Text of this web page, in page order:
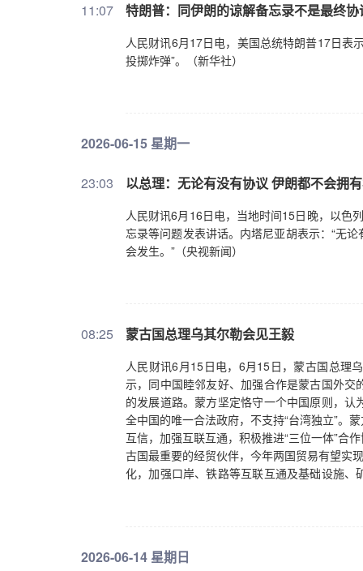
11:07 特朗普：同伊朗的谅解备忘录不是最终协
人民财讯6月17日电，美国总统特朗普17日表
投掷炸弹”。（新华社）
2026-06-15 星期一
23:03 以总理：无论有没有协议 伊朗都不会拥
人民财讯6月16日电，当地时间15日晚，以色
忘录等问题发表讲话。内塔尼亚胡表示：“无
会发生。”（央视新闻）
08:25 蒙古国总理乌其尔勒会见王毅
人民财讯6月15日电，6月15日，蒙古国总理
示，同中国睦邻友好、加强合作是蒙古国外
的发展道路。蒙方坚定恪守一个中国原则，
全中国的唯一合法政府，不支持“台湾独立”。
互信，加强互联互通，积极推进“三位一体”合
古国最重要的经贸伙伴，今年两国贸易有望实
化，加强口岸、铁路等互联互通及基础设施
友好发挥更大作用。王毅说，发展振兴是中
2026-06-14 星期日